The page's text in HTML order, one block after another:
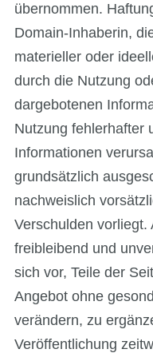
übernommen.
Domain-Inhaberin,
materieller oder
durch die Nutzung
dargebotenen
Nutzung fehlerhafter
Informationen
grundsätzlich
nachweislich
Verschulden vorliegt.
freibleibend und
sich vor, Teile der
Angebot ohne
verändern, zu
Veröffentlichung